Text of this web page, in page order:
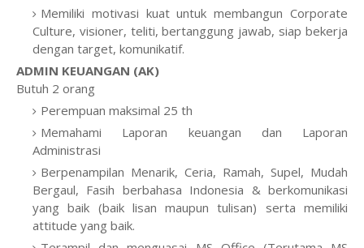
Memiliki motivasi kuat untuk membangun Corporate
Culture, visioner, teliti, bertanggung jawab, siap bekerja
dengan target, komunikatif.
ADMIN KEUANGAN (AK)
Butuh 2 orang
Perempuan maksimal 25 th
Memahami Laporan keuangan dan Laporan
Administrasi
Berpenampilan Menarik, Ceria, Ramah, Supel, Mudah
Bergaul, Fasih berbahasa Indonesia & berkomunikasi
yang baik (baik lisan maupun tulisan) serta memiliki
attitude yang baik.